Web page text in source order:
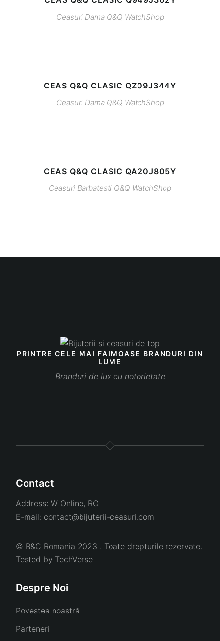
Ceasuri Dama Q&Q WatchShop
CEAS Q&Q CLASIC QZ09J344Y
Ceasuri Dama Q&Q WatchShop
CEAS Q&Q CLASIC QA20J805Y
Ceasuri Barbatesti Q&Q WatchShop
PRINTRE CELE MAI FAIMOASE BRANDURI DIN
LUME
Branduri de lux cu notorietate
Contact
Address: W Online, RO
E-mail: contact@bijuterii-ceasuri.com
© B&C Romania 2023 . Toate drepturile rezervate.
Tested by TechVerse
Despre Noi
Povestea noastră
Parteneri